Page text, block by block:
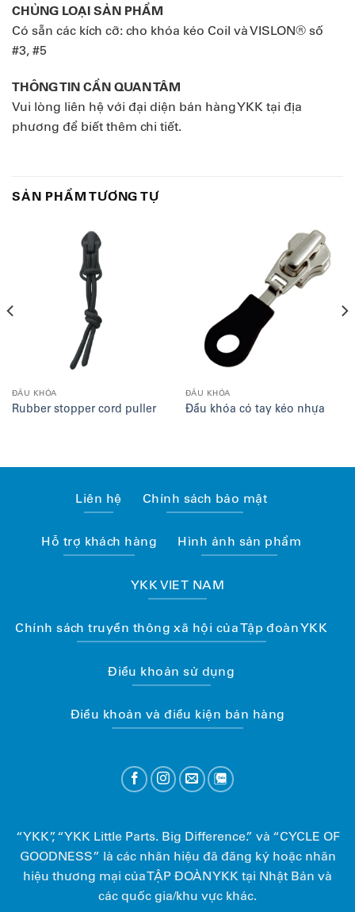
CHỦNG LOẠI SẢN PHẨM
Có sẵn các kích cỡ: cho khóa kéo Coil và VISLON® số
#3, #5
THÔNG TIN CẦN QUAN TÂM
Vui lòng liên hệ với đại diện bán hàng YKK tại địa
phương để biết thêm chi tiết.
SẢN PHẨM TƯƠNG TỰ
ĐẦU KHÓA
Rubber stopper cord puller
ĐẦU KHÓA
Đầu khóa có tay kéo nhựa
Liên hệ Chính sách bảo mật
Hỗ trợ khách hàng Hình ảnh sản phẩm
YKK VIET NAM
Chính sách truyền thông xã hội của Tập đoàn YKK
Điều khoản sử dụng
Điều khoản và điều kiện bán hàng
“YKK”, “YKK Little Parts. Big Difference.” và “CYCLE OF
GOODNESS” là các nhãn hiệu đã đăng ký hoặc nhãn
hiệu thương mại của TẬP ĐOÀN YKK tại Nhật Bản và
các quốc gia/khu vực khác.